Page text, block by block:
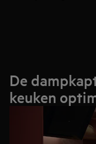
De
keuken